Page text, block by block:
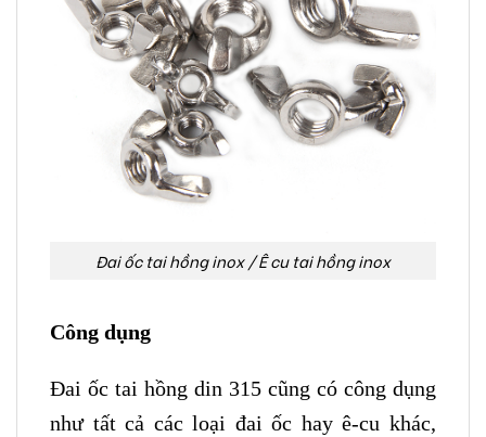
Đai ốc tai hồng inox / Ê cu tai hồng inox
Công dụng
Đai ốc tai hồng din 315 cũng có công dụng
như tất cả các loại đai ốc hay ê-cu khác,